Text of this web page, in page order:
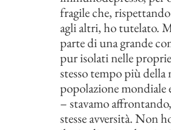
fragile che, rispettando
agli altri, ho tutelato.
parte di una grande
pur isolati nelle
stesso tempo più della
popolazione
– stavamo
stesse avversità. Non